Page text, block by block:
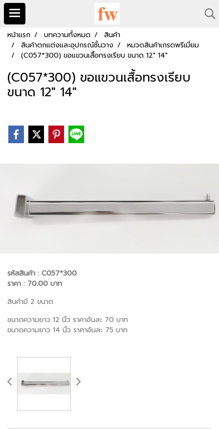
หน้าแรก บทความทั้งหมด
สินค้า
สินค้าตกแต่งและอุปกรณ์ชั้นวาง
หมวดสินค้าเกรดพรีเมี่ยม
(C057*300) ขอแขวนเสื้อทรงเรียบ ขนาด 12" 14"
(C057*300) ขอแขวนเสื้อทรงเรียบ
ขนาด 12" 14"
รหัสสินค้า : C057*300
ราคา : 70.00 บาท
สินค้ามี 2 ขนาด
ขนาดความยาว 12 นิ้ว ราคาอันละ 70 บาท
ขนาดความยาว 14 นิ้ว ราคาอันละ 75 บาท